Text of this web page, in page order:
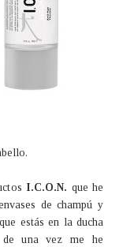
I.C.O.N. que he
de champú y
estás en la ducha
de una vez me he